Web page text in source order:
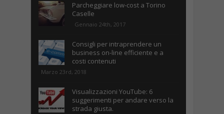
Parcheggiare low-cost a Torino
Caselle
Gennaio 24th, 2017
Consigli per intraprendere un
business on-line efficiente e a
costi contenuti
Marzo 23rd, 2018
Visualizzazioni YouTube: 6
suggerimenti per andare verso la
strada giusta.